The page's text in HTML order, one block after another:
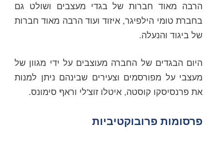
הרבה מאוד חברות של בגדי מעצבים ושולט גם
בחברת טומי הילפיגר, איזוד ועוד הרבה מאוד חברות
של ביגוד והנעלה.
היום הבגדים של החברה מעוצבים על ידי מגוון של
מעצבי על מפורסמים וצעירים שבינהם ניתן למנות
את פרנסיסקו קוסטה, איטלו זוצ'לי וראף סימונס.
פרסומות פרובוקטיביות